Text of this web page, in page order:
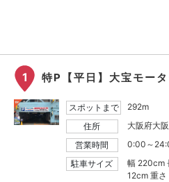
1 特P【平日】大宝モー
スポットまで
292m
住所
大阪府大
営業時間
0:00～
駐車サイズ
幅 220cm
12cm 重